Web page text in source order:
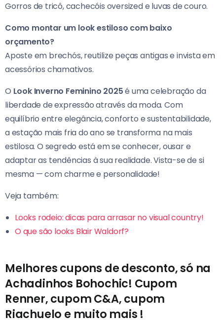
Gorros de tricô, cachecóis oversized e luvas de couro.
Como montar um look estiloso com baixo
orçamento?
Aposte em brechós, reutilize peças antigas e invista em
acessórios chamativos.
O Look Inverno Feminino 2025é uma celebração da
liberdade de expressão através da moda. Com
equilíbrio entre elegância, conforto e sustentabilidade,
a estação mais fria do ano se transforma na mais
estilosa. O segredo está em se conhecer, ousar e
adaptar as tendências à sua realidade. Vista-se de si
mesma — com charme e personalidade!
Veja também:
Looks rodeio: dicas para arrasar no visual country!
O que são looks Blair Waldorf?
Melhores cupons de desconto, só na
Achadinhos Bohochic! Cupom
Renner, cupom C&A, cupom
Riachuelo e muito mais !